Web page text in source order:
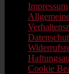
Impressum
Cookie